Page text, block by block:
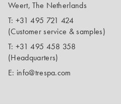
Weert, The Netherlands
T: +31 495 721 424
(Customer service & samples)
T: +31 495 458 358
(Headquarters)
E: info@trespa.com